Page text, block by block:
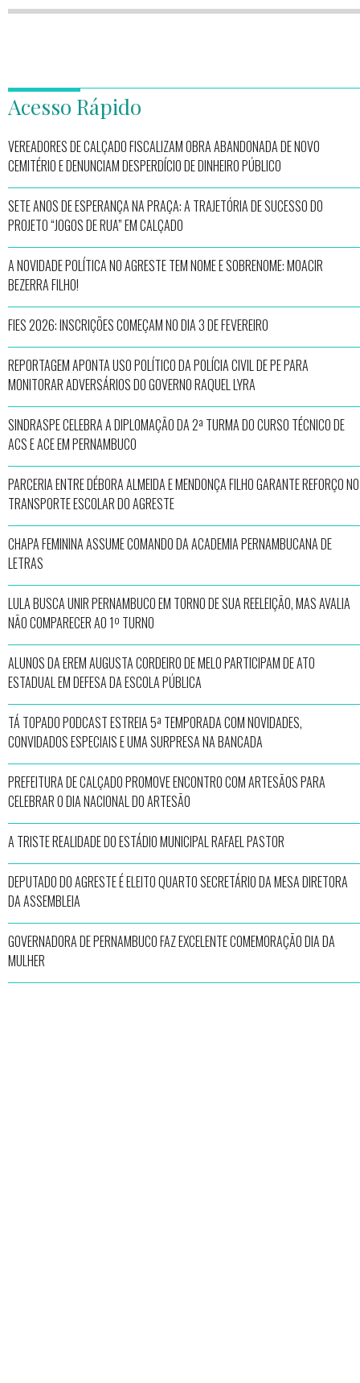
Acesso Rápido
VEREADORES DE CALÇADO FISCALIZAM OBRA ABANDONADA DE NOVO
CEMITÉRIO E DENUNCIAM DESPERDÍCIO DE DINHEIRO PÚBLICO
SETE ANOS DE ESPERANÇA NA PRAÇA: A TRAJETÓRIA DE SUCESSO DO
PROJETO “JOGOS DE RUA” EM CALÇADO
A NOVIDADE POLÍTICA NO AGRESTE TEM NOME E SOBRENOME: MOACIR
BEZERRA FILHO!
FIES 2026: INSCRIÇÕES COMEÇAM NO DIA 3 DE FEVEREIRO
REPORTAGEM APONTA USO POLÍTICO DA POLÍCIA CIVIL DE PE PARA
MONITORAR ADVERSÁRIOS DO GOVERNO RAQUEL LYRA
SINDRASPE CELEBRA A DIPLOMAÇÃO DA 2ª TURMA DO CURSO TÉCNICO DE
ACS E ACE EM PERNAMBUCO
PARCERIA ENTRE DÉBORA ALMEIDA E MENDONÇA FILHO GARANTE REFORÇO NO
TRANSPORTE ESCOLAR DO AGRESTE
CHAPA FEMININA ASSUME COMANDO DA ACADEMIA PERNAMBUCANA DE
LETRAS
LULA BUSCA UNIR PERNAMBUCO EM TORNO DE SUA REELEIÇÃO, MAS AVALIA
NÃO COMPARECER AO 1º TURNO
ALUNOS DA EREM AUGUSTA CORDEIRO DE MELO PARTICIPAM DE ATO
ESTADUAL EM DEFESA DA ESCOLA PÚBLICA
TÁ TOPADO PODCAST ESTREIA 5ª TEMPORADA COM NOVIDADES,
CONVIDADOS ESPECIAIS E UMA SURPRESA NA BANCADA
PREFEITURA DE CALÇADO PROMOVE ENCONTRO COM ARTESÃOS PARA
CELEBRAR O DIA NACIONAL DO ARTESÃO
A TRISTE REALIDADE DO ESTÁDIO MUNICIPAL RAFAEL PASTOR
DEPUTADO DO AGRESTE É ELEITO QUARTO SECRETÁRIO DA MESA DIRETORA
DA ASSEMBLEIA
GOVERNADORA DE PERNAMBUCO FAZ EXCELENTE COMEMORAÇÃO DIA DA
MULHER